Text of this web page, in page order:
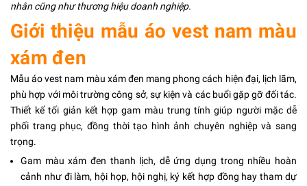
nhân cũng như thương hiệu doanh nghiệp.
Giới thiệu mẫu áo vest nam màu
xám đen
Mẫu áo vest nam màu xám đen mang phong cách hiện đại, lịch lãm,
phù hợp với môi trường công sở, sự kiện và các buổi gặp gỡ đối tác.
Thiết kế tối giản kết hợp gam màu trung tính giúp người mặc dễ
phối trang phục, đồng thời tạo hình ảnh chuyên nghiệp và sang
trọng.
Gam màu xám đen thanh lịch, dễ ứng dụng trong nhiều hoàn
cảnh như đi làm, hội họp, hội nghị, ký kết hợp đồng hay tham dự